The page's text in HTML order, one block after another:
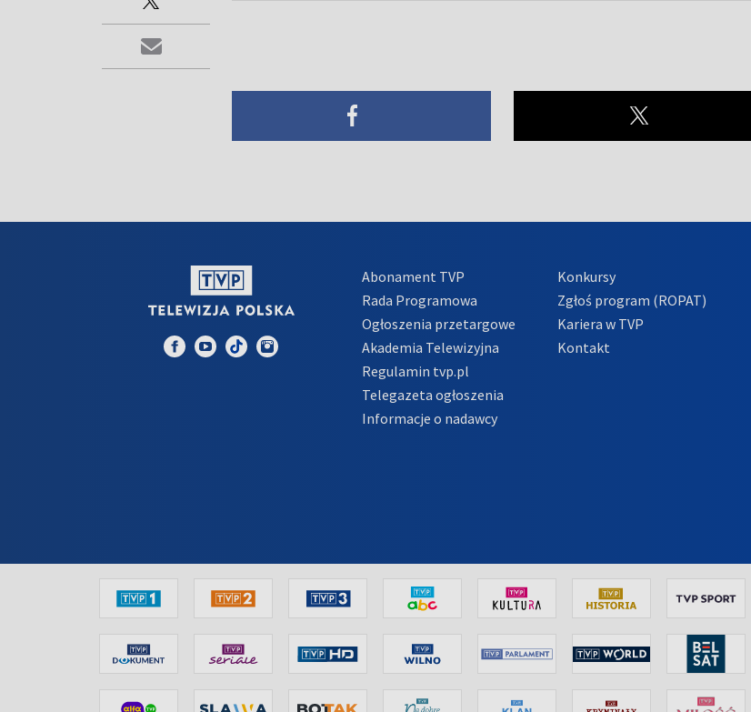
Abonament TVP
Rada Programowa
Ogłoszenia przetargowe
Akademia Telewizyjna
Regulamin tvp.pl
Telegazeta ogłoszenia
Informacje o nadawcy
Konkursy
Zgłoś program (ROPAT)
Kariera w TVP
Kontakt